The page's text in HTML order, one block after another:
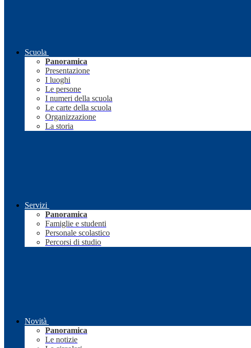
Scuola
Panoramica
Presentazione
I luoghi
Le persone
I numeri della scuola
Le carte della scuola
Organizzazione
La storia
Servizi
Panoramica
Famiglie e studenti
Personale scolastico
Percorsi di studio
Novità
Panoramica
Le notizie